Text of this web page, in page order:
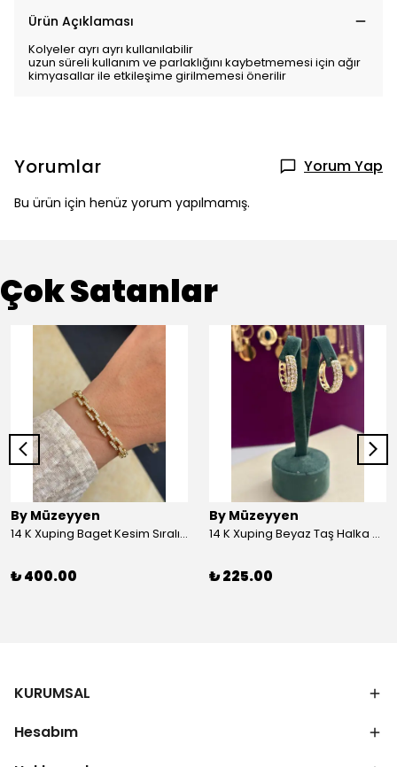
Ürün Açıklaması
Kolyeler ayrı ayrı kullanılabilir
uzun süreli kullanım ve parlaklığını kaybetmemesi için ağır
kimyasallar ile etkileşime girilmemesi önerilir
Yorumlar Yorum Yap
Bu ürün için henüz yorum yapılmamış.
Çok Satanlar
By Müzeyyen
14 K Xuping Baget Kesim Sıralı Bileklik
₺ 400.00
By Müzeyyen
14 K Xuping Beyaz Taş Halka Küpe
₺ 225.00
KURUMSAL
Hesabım